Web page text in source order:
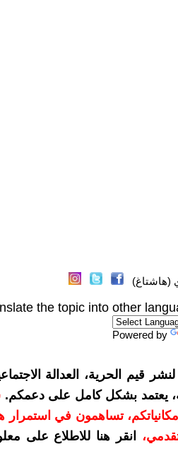
(هاشتاغ)
the topic into other
Powered by
الحرية، العدالة
يعتمد بشكل كامل على دعمكم.
حسب إمكانياتكم، تساهمون في استمرار
،
انقر هنا للاطلاع على